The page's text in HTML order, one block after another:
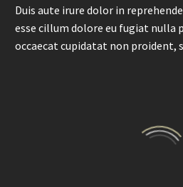
Duis aute irure dolor in
esse cillum dolore eu fugiat nulla
occaecat cupidatat non proident,